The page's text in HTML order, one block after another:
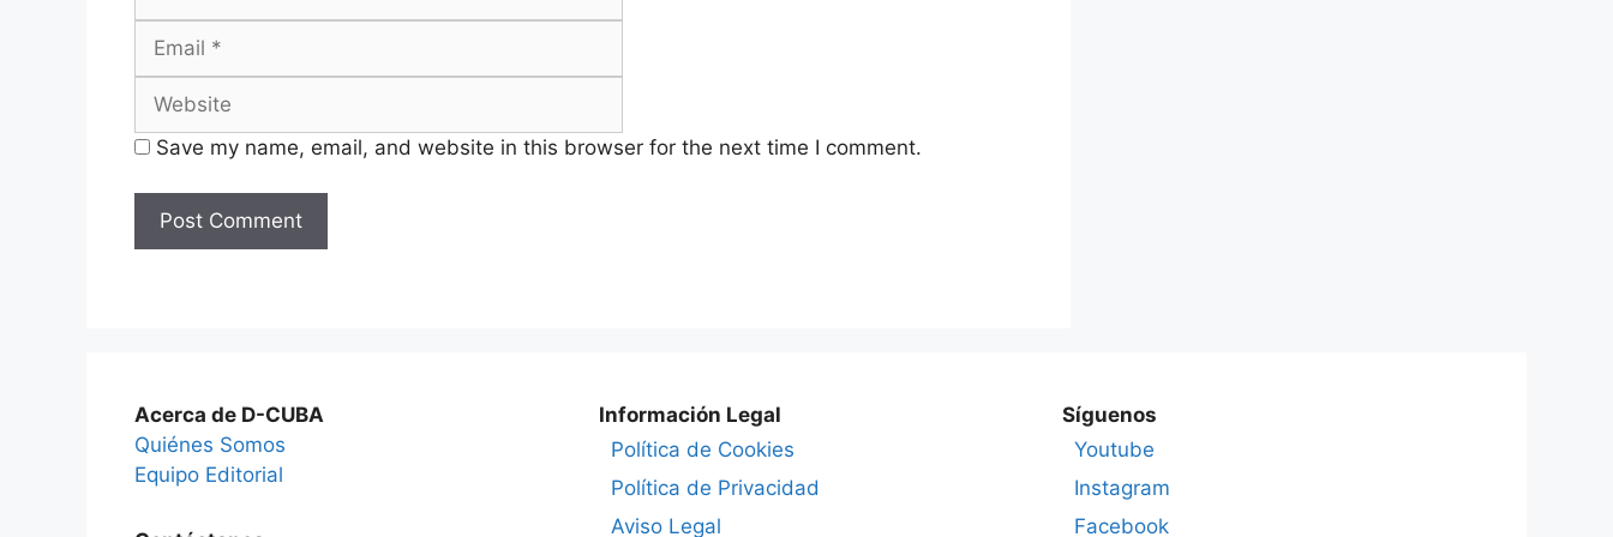
Save my name, email, and website in this browser for the next time I comment.
Acerca de D-CUBA
Quiénes Somos
Equipo Editorial
Información Legal
Política de Cookies
Política de Privacidad
Aviso Legal
Síguenos
Youtube
Instagram
Facebook